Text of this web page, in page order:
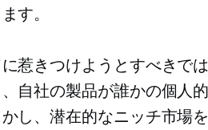
す。
惹きつけようとすべきで
自社の製品が誰かの個人
し、潜在的なニッチ市場